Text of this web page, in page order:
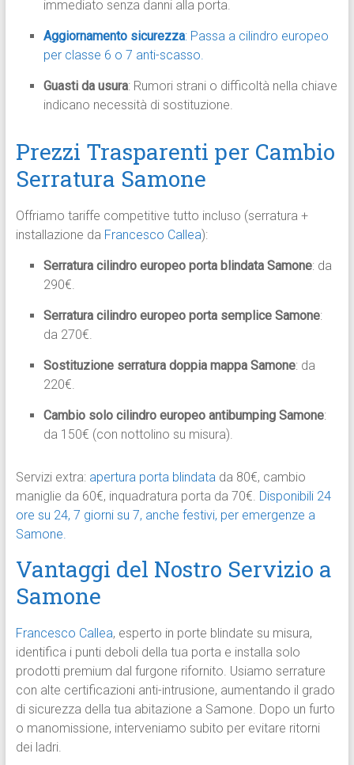
immediato senza danni alla porta.
Aggiornamento sicurezza: Passa a cilindro europeo
per classe 6 o 7 anti-scasso.
Guasti da usura: Rumori strani o difficoltà nella chiave
indicano necessità di sostituzione.
Prezzi Trasparenti per Cambio
Serratura Samone
Offriamo tariffe competitive tutto incluso (serratura +
installazione da Francesco Callea):
Serratura cilindro europeo porta blindata Samone: da
290€.
Serratura cilindro europeo porta semplice Samone:
da 270€.
Sostituzione serratura doppia mappa Samone: da
220€.
Cambio solo cilindro europeo antibumping Samone:
da 150€ (con nottolino su misura).
Servizi extra: apertura porta blindatada 80€, cambio
maniglie da 60€, inquadratura porta da 70€. Disponibili 24
ore su 24, 7 giorni su 7, anche festivi, per emergenze a
Samone.
Vantaggi del Nostro Servizio a
Samone
Francesco Callea, esperto in porte blindate su misura,
identifica i punti deboli della tua porta e installa solo
prodotti premium dal furgone rifornito. Usiamo serrature
con alte certificazioni anti-intrusione, aumentando il grado
di sicurezza della tua abitazione a Samone. Dopo un furto
o manomissione, interveniamo subito per evitare ritorni
dei ladri.